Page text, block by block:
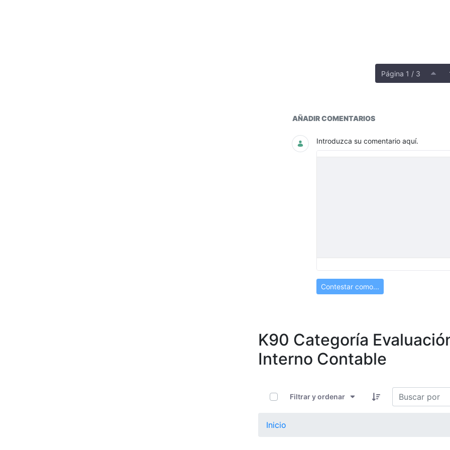
Página 1 / 3
Histórico entidades omisas
AÑADIR COMENTARIOS
Introduzca su comentario aquí.
Contestar como...
K90 Categoría
Interno Contable
Filtrar y ordenar
Inicio